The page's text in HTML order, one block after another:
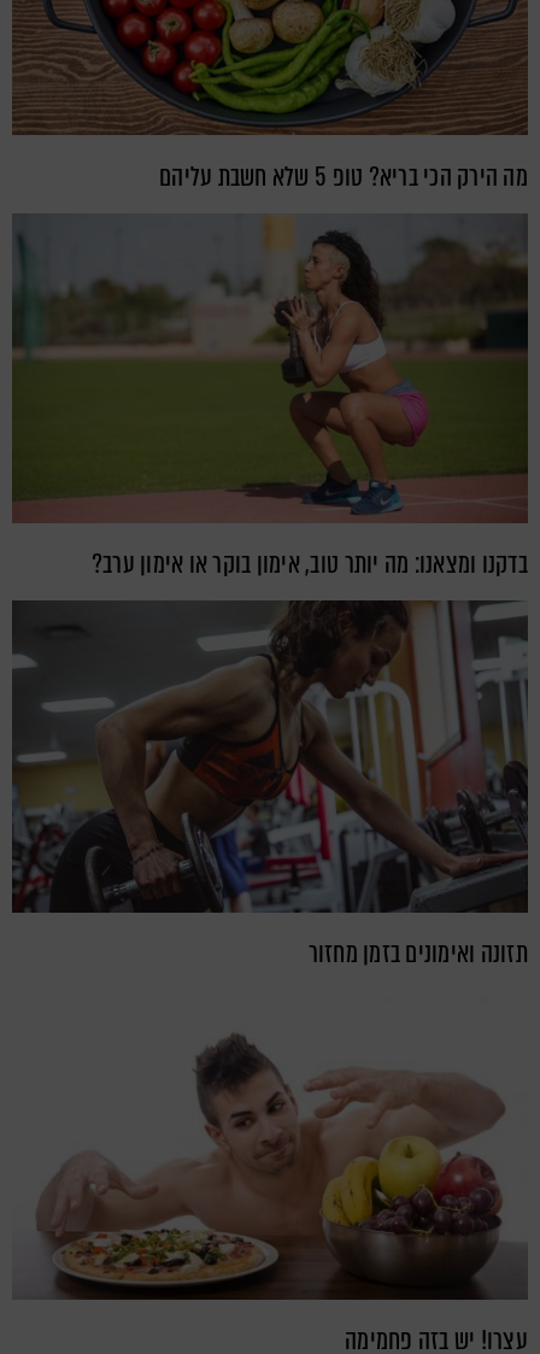
מה הירק הכי בריא? טופ 5 שלא חשבת עליהם
בדקנו ומצאנו: מה יותר טוב, אימון בוקר או אימון ערב?
תזונה ואימונים בזמן מחזור
עצרו! יש בזה פחמימה